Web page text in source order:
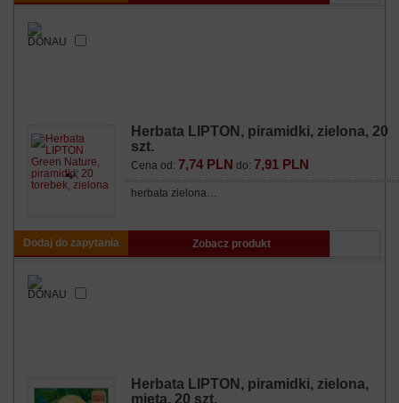
Herbata LIPTON, piramidki, zielona, 20
szt.
Cena od: 7,74 PLN do: 7,91 PLN
herbata zielona…
Dodaj do zapytania Zobacz produkt
Herbata LIPTON, piramidki, zielona,
mięta, 20 szt.